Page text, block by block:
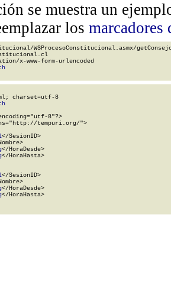
se muestra un
los marcadores
WSProcesoConstitucional.asmx/
x-www-form-urlencoded
charset=utf-8
8"?>
tempuri.org/">
</SesionID>
</HoraDesde>
</HoraHasta>
</SesionID>
</HoraDesde>
</HoraHasta>